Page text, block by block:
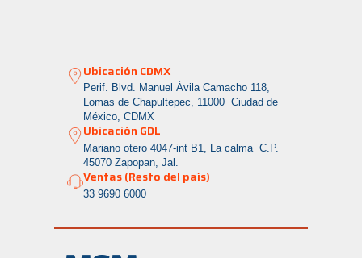
Ubicación CDMX
Perif. Blvd. Manuel Ávila Camacho 118,
Lomas de Chapultepec, 11000 Ciudad de
México, CDMX
Ubicación GDL
Mariano otero 4047-int B1, La calmaC.P.
45070 Zapopan, Jal.
Ventas (Resto del país)
33 9690 6000